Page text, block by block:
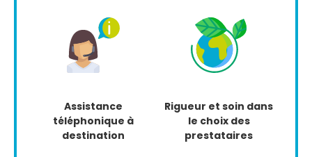
Assistance
téléphonique à
destination
Rigueur et soin dans
le choix des
prestataires